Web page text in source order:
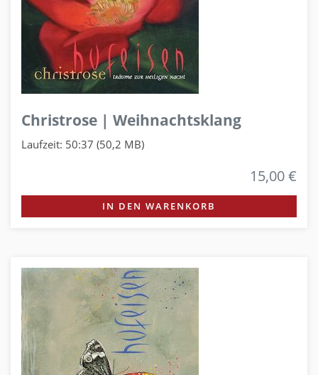
Christrose | Weihnachtsklang
Laufzeit: 50:37 (50,2 MB)
15,00 €
IN DEN WARENKORB